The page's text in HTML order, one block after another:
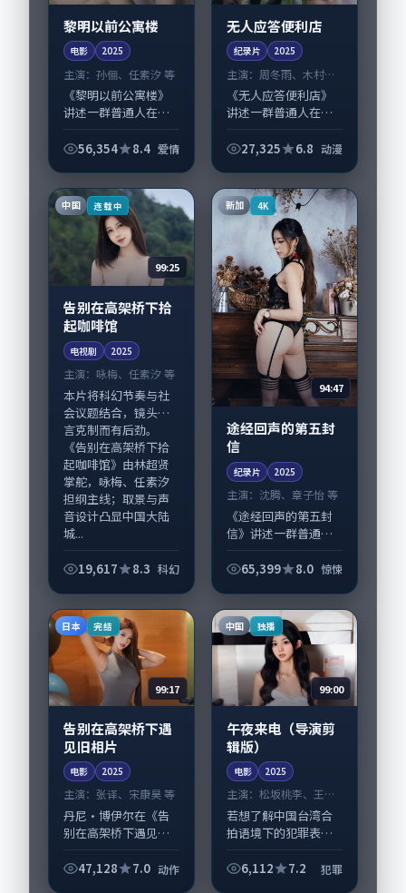
黎明以前公寓楼
电影 2025
主演： 孙俪、任素汐 等
《黎明以前公寓楼》
讲述一群普通人在偶
生轨迹的故事，爱情
奉俊昊擅长留白叙
事，孙俪、任素汐的
情...
56,354 8.4 爱情
无人应答便利店
纪录片 2025
主演： 周冬雨、木村拓
哉 等
《无人应答便利店》
讲述一群普通人在偶
生轨迹的故事，动漫
郭帆擅长留白叙事，
周冬雨、木村拓哉的...
27,325 6.8 动漫
中国 连载中
99:25
告别在高架桥下拾
起咖啡馆
电视剧 2025
主演： 咏梅、任素汐 等
本片将科幻节奏与社
会议题结合，镜头语
言克制而有后劲。
《告别在高架桥下拾
起咖啡馆》由林超贤
掌舵，咏梅、任素汐
担纲主线；取景与声
音设计凸显中国大陆
城...
19,617 8.3 科幻
新加 4K
94:47
途经回声的第五封
信
纪录片 2025
主演： 沈腾、章子怡 等
《途经回声的第五封
信》讲述一群普通人
写人生轨迹的故事，
导演庵野秀明擅长留
白叙事，沈腾、章子...
65,399 8.0 惊悚
日本 完结
99:17
告别在高架桥下遇
见旧相片
电影 2025
主演： 张译、宋康昊 等
丹尼·博伊尔在《告
别在高架桥下遇见旧
调度呈现动作张力，
47,128 7.0 动作
中国 独播
99:00
午夜来电（导演剪
辑版）
电影 2025
主演：松坂桃李、王景
春 等
若想了解中国台湾合
拍语境下的犯罪表
演剪辑版）》值得关
6,112 7.2 犯罪